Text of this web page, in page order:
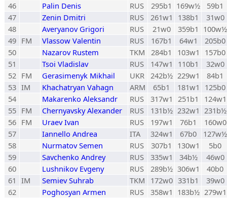
46
Palin Denis RUS 295b1 169w½
59b1
47
Zenin Dmitri RUS 261w1 138b1
31w0
48
Averyanov Grigori RUS 21w0 359b1 100w½
49 FM Vlassow Valentin RUS 167b1 64w1
205b0
50
Nazarov Rustem TKM 284b1 103w1
157b0
51
Tsoi Vladislav RUS 147w1 110b1
32w0
52 FM Gerasimenyk Mikhail UKR 242b½ 229w1
84b1
53 IM Khachatryan Vahagn ARM 65b1 181w1
125b0
54
Makarenko Aleksandr RUS 317w1 251b1
124w1
55 FM Chernyavsky Alexander RUS 131b½ 232w1 231b½
56 FM Uraev Ivan RUS 197w1 76b1
160w0
57
Iannello Andrea ITA 324w1 67b0
127w½
58
Nurmatov Semen RUS 307b1 130w1
5b0
59
Savchenko Andrey RUS 335w1 34b½
46w0
60
Lushnikov Evgeny RUS 289b½ 306w1
40b0
61 IM Semiev Suhrab TKM 172w0 331b1
39w0
62
Poghosyan Armen RUS 358w1 183b½ 279w1